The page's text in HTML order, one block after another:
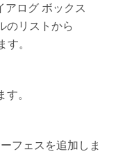
アログ ボックス
のリストから
す。
。
フェスを追加しま